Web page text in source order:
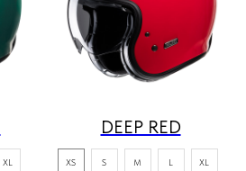
XL
DEEP RED
XS S M L XL